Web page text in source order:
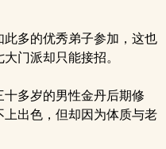
多的优秀弟子参加，这也
门派却只能接招。
多岁的男性金丹后期修
出色，但却因为体质与老